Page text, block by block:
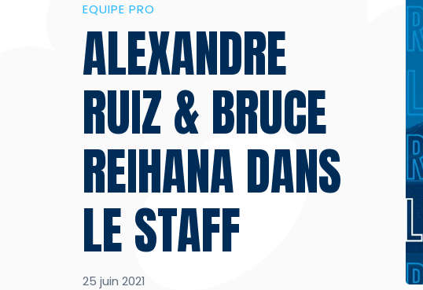
EQUIPE PRO
ALEXANDRE
RUIZ & BRUCE
REIHANA DANS
LE STAFF
25 juin 2021